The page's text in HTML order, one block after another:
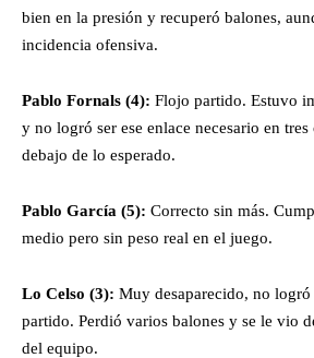
bien en la presión y recuperó balones,
incidencia ofensiva.
Pablo Fornals (4): Flojo partido. Estuvo
y no logró ser ese enlace necesario en
debajo de lo esperado.
Pablo García (5): Correcto sin más.
medio pero sin peso real en el juego.
Lo Celso (3): Muy desaparecido, no logró
partido. Perdió varios balones y se le vio
del equipo.